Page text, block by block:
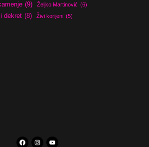
(9) Željko Martinović (6)
dekret (8) Živi korijeni (5)